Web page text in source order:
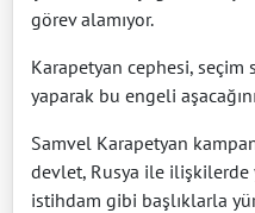
görev alamıyor.
Karapetyan cephesi, seçim
yaparak bu engeli
Samvel Karapetyan
devlet, Rusya ile ilişkilerde
istihdam gibi başlıklarla